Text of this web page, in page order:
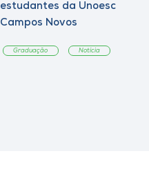
estudantes da Unoesc
Campos Novos
Graduação Notícia